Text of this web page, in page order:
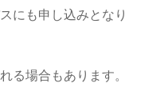
にも申し込みとなり
る場合もあります。